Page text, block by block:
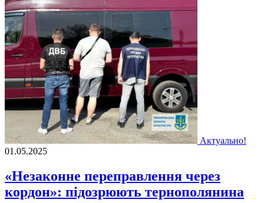
Актуально!
01.05.2025
«Незаконне переправлення через
кордон»: підозрюють тернополянина